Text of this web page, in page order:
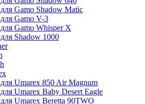
Gamo Shadow Matic
Gamo V-3
Gamo Whisper X
Shadow 1000
Umarex 850 Air Magnum
Umarex Baby Desert Eagle
Umarex Beretta 90TWO